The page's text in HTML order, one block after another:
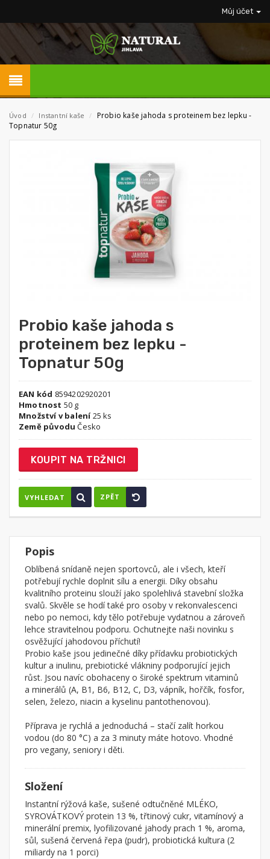
Můj účet
Úvod / Instantní kaše / Probio kaše jahoda s proteinem bez lepku -
Topnatur 50g
Probio kaše jahoda s
proteinem bez lepku -
Topnatur 50g
EAN kód 8594202920201
Hmotnost 50 g
Množství v balení25 ks
Země původu Česko
KOUPIT NA TRŽNICI
VYHLEDAT ZPĚT
Popis
Oblíbená snídaně nejen sportovců, ale i všech, kteří
potřebují rychle doplnit sílu a energii. Díky obsahu
kvalitního proteinu slouží jako spolehlivá stavební složka
svalů. Skvěle se hodí také pro osoby v rekonvalescenci
nebo po nemoci, kdy tělo potřebuje vydatnou a zároveň
lehce stravitelnou podporu. Ochutnejte naši novinku s
osvěžující jahodovou příchutí!
Probio kaše jsou jedinečné díky přídavku probiotických
kultur a inulinu, prebiotické vlákniny podporující jejich
růst. Jsou navíc obohaceny o široké spektrum vitaminů
a minerálů (A, B1, B6, B12, C, D3, vápník, hořčík, fosfor,
selen, železo, niacin a kyselinu pantothenovou).
Příprava je rychlá a jednoduchá – stačí zalít horkou
vodou (do 80 °C) a za 3 minuty máte hotovo. Vhodné
pro vegany, seniory i děti.
Složení
Instantní rýžová kaše, sušené odtučněné MLÉKO,
SYROVÁTKOVÝ protein 13 %, třtinový cukr, vitamínový a
minerální premix, lyofilizované jahody prach 1 %, aroma,
sůl, sušená červená řepa (pudr), probiotická kultura (2
miliardy na 1 porci)